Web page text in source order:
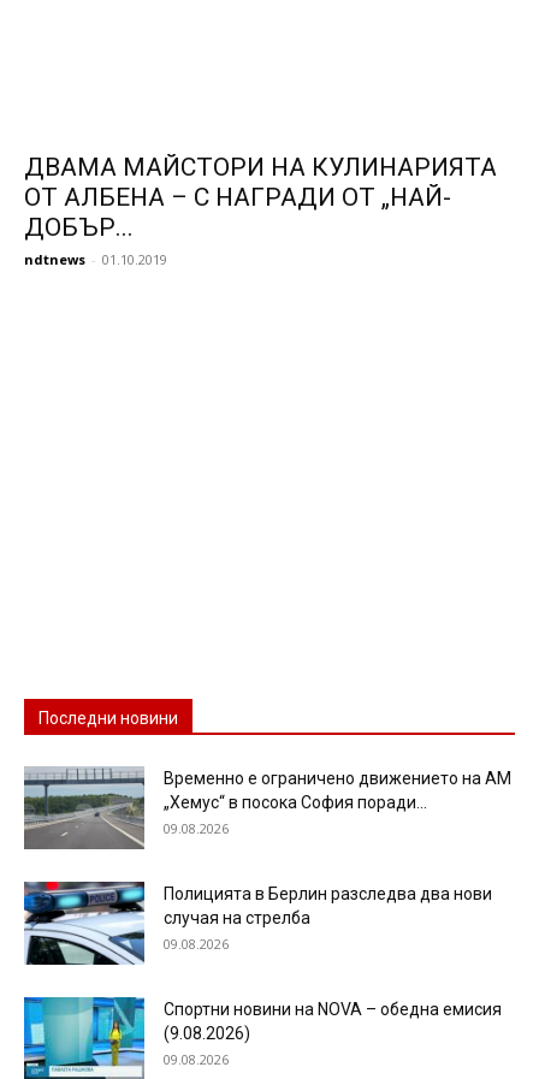
ДВАМА МАЙСТОРИ НА КУЛИНАРИЯТА
ОТ АЛБЕНА – С НАГРАДИ ОТ „НАЙ-
ДОБЪР...
ndtnews - 01.10.2019
Последни новини
Временно е ограничено движението на АМ
„Хемус“ в посока София поради...
09.08.2026
Полицията в Берлин разследва два нови
случая на стрелба
09.08.2026
Спортни новини на NOVA – обедна емисия
(9.08.2026)
09.08.2026